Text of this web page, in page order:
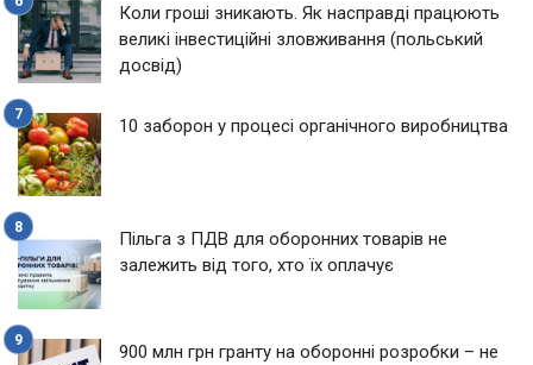
Коли гроші зникають. Як насправді працюють
великі інвестиційні зловживання (польський
досвід)
10 заборон у процесі органічного виробництва
Пільга з ПДВ для оборонних товарів не
залежить від того, хто їх оплачує
900 млн грн гранту на оборонні розробки – не